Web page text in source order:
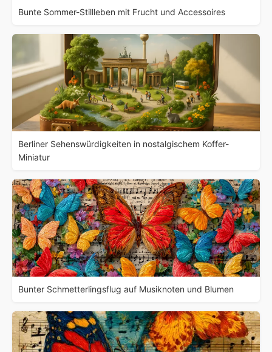
Bunte Sommer-Stillleben mit Frucht und Accessoires
Berliner Sehenswürdigkeiten in nostalgischem Koffer-
Miniatur
Bunter Schmetterlingsflug auf Musiknoten und Blumen